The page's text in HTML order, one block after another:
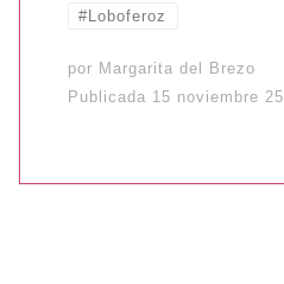
#Loboferoz
por Margarita del Brezo
Publicada 15 noviembre 25